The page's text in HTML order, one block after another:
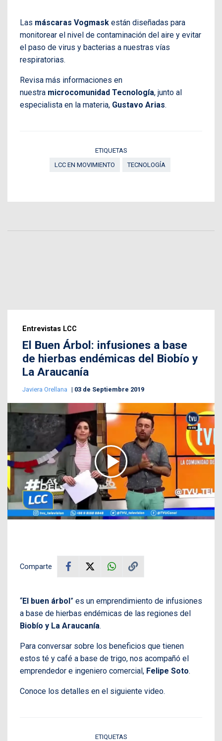
Las máscaras Vogmask están diseñadas para
monitorear el nivel de contaminación del aire y evitar
el paso de virus y bacterias a nuestras vías
respiratorias.
Revisa más informaciones en
nuestra microcomunidad Tecnología, junto al
especialista en la materia, Gustavo Arias.
ETIQUETAS
LCC EN MOVIMIENTO
TECNOLOGÍA
Entrevistas LCC
El Buen Árbol: infusiones a base
de hierbas endémicas del Biobío y
La Araucanía
Javiera Orellana 03 de Septiembre 2019
Comparte
“El buen árbol” es un emprendimiento de infusiones
a base de hierbas endémicas de las regiones del
Biobío y La Araucanía.
Para conversar sobre los beneficios que tienen
estos té y café a base de trigo, nos acompañó el
emprendedor e ingeniero comercial, Felipe Soto.
Conoce los detalles en el siguiente video.
ETIQUETAS